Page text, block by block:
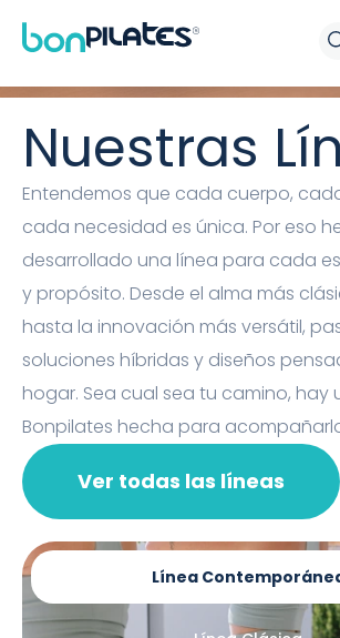
Máquinas de Pilates,
accesorios
Nuestras
Entendemos que cada cuerpo,
cada necesidad es única. Por eso
desarrollado una línea para cada
y propósito. Desde el alma más
hasta la innovación más versátil,
soluciones híbridas y diseños
hogar. Sea cual sea tu camino, hay
Bonpilates hecha para
Ver todas las líneas
Línea